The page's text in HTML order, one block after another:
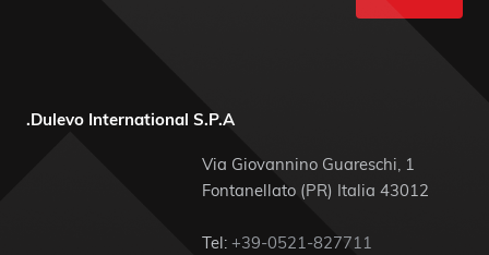
Dulevo International S.P.A.
Via Giovannino Guareschi, 1
43012 Fontanellato (PR) Italia
Tel: +39-0521-827711